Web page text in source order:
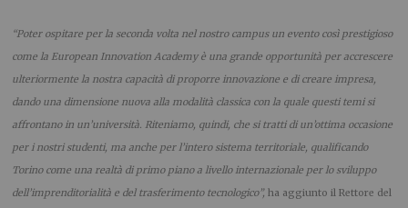
“Poter ospitare per la seconda volta nel nostro campus un evento così prestigioso
come la European Innovation Academy è una grande opportunità per accrescere
ulteriormente la nostra capacità di proporre innovazione e di creare impresa,
dando una dimensione nuova alla modalità classica con la quale questi temi si
affrontano in un’università. Riteniamo, quindi, che si tratti di un’ottima occasione
per i nostri studenti, ma anche per l’intero sistema territoriale, qualificando
Torino come una realtà di primo piano a livello internazionale per lo sviluppo
dell’imprenditorialità e del trasferimento tecnologico”, ha aggiunto il Rettore del